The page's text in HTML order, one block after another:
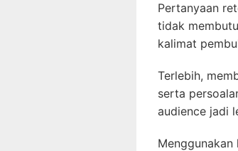
Pertanyaan
tidak
kalimat
Terlebih,
serta
audience jadi